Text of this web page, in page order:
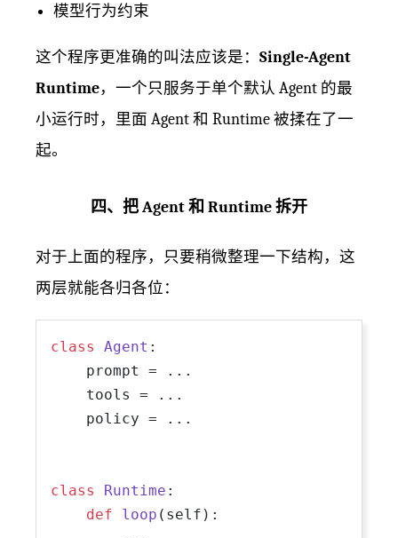
模型行为约束
这个程序更准确的叫法应该是： Single-Agent
Runtime，一个只服务于单个默认 Agent 的最
小运行时，里面 Agent 和 Runtime 被揉在了一
起。
四、把 Agent 和 Runtime 拆开
对于上面的程序，只要稍微整理一下结构，这
两层就能各归各位：
class Agent :
    prompt = ...
    tools = ...
    policy = ...
class Runtime :
def
loop ( self ):